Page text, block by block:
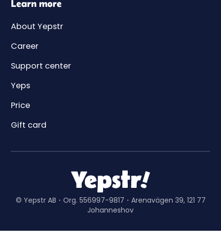
Learn more
About Yepstr
Career
Support center
Yeps
Price
Gift card
© Yepstr AB・Org. 556997-9817・Arenavägen 39, 121 77
Johanneshov